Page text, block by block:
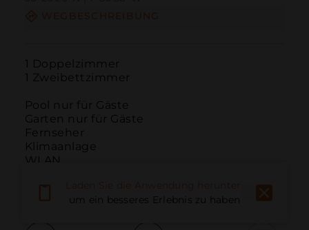
1 Doppelzimmer
1 Zweibettzimmer
Pool nur für Gäste
Garten nur für Gäste
Fernseher
Klimaanlage
WLAN
um ein besseres Erlebnis zu haben